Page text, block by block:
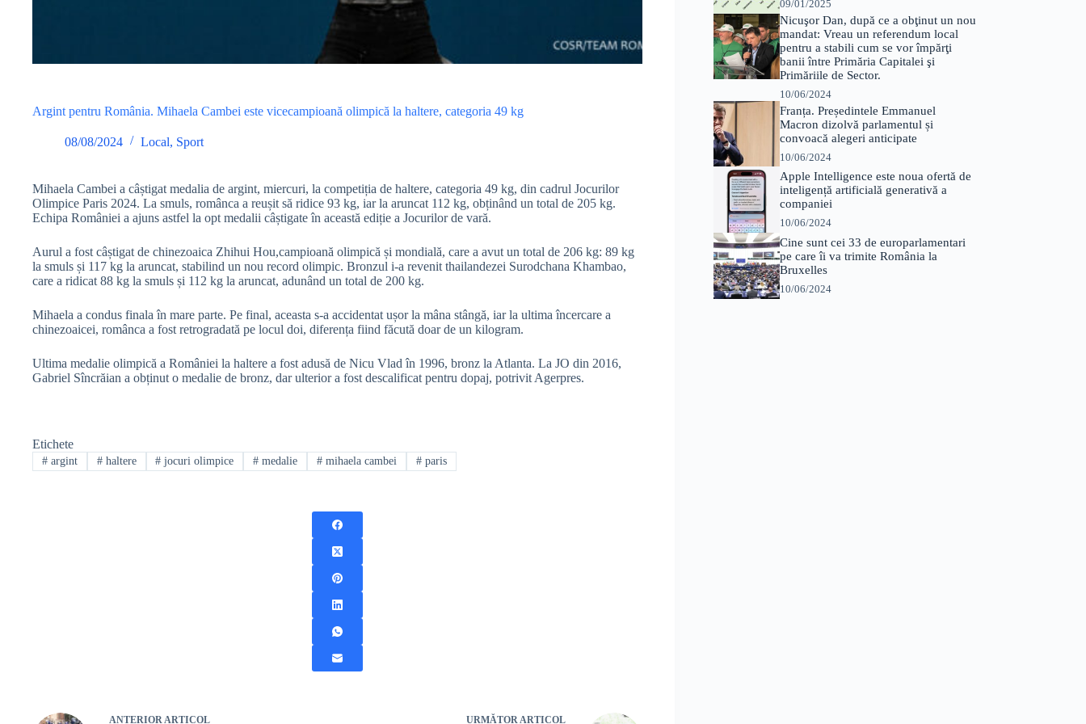
Argint pentru România. Mihaela Cambei este vicecampioană olimpică la haltere, categoria 49 kg
08/08/2024 Local, Sport
Mihaela Cambei a câștigat medalia de argint, miercuri, la competiția de haltere, categoria 49 kg, din cadrul Jocurilor
Olimpice Paris 2024. La smuls, românca a reușit să ridice 93 kg, iar la aruncat 112 kg, obținând un total de 205 kg.
Echipa României a ajuns astfel la opt medalii câștigate în această ediție a Jocurilor de vară.
Aurul a fost câștigat de chinezoaica Zhihui Hou,campioană olimpică și mondială, care a avut un total de 206 kg: 89 kg
la smuls și 117 kg la aruncat, stabilind un nou record olimpic. Bronzul i-a revenit thailandezei Surodchana Khambao,
care a ridicat 88 kg la smuls și 112 kg la aruncat, adunând un total de 200 kg.
Mihaela a condus finala în mare parte. Pe final, aceasta s-a accidentat ușor la mâna stângă, iar la ultima încercare a
chinezoaicei, românca a fost retrogradată pe locul doi, diferența fiind făcută doar de un kilogram.
Ultima medalie olimpică a României la haltere a fost adusă de Nicu Vlad în 1996, bronz la Atlanta. La JO din 2016,
Gabriel Sîncrăian a obținut o medalie de bronz, dar ulterior a fost descalificat pentru dopaj, potrivit Agerpres.
Etichete
#argint #haltere # jocuri olimpice # medalie # mihaela cambei #paris
ANTERIORARTICOL URMĂTORARTICOL
09/01/2025
Nicuşor Dan, după ce a obţinut un nou
mandat: Vreau un referendum local
pentru a stabili cum se vor împărţi
banii între Primăria Capitalei şi
Primăriile de Sector.
10/06/2024
Franța. Președintele Emmanuel
Macron dizolvă parlamentul și
convoacă alegeri anticipate
10/06/2024
Apple Intelligence este noua ofertă de
inteligență artificială generativă a
companiei
10/06/2024
Cine sunt cei 33 de europarlamentari
pe care îi va trimite România la
Bruxelles
10/06/2024